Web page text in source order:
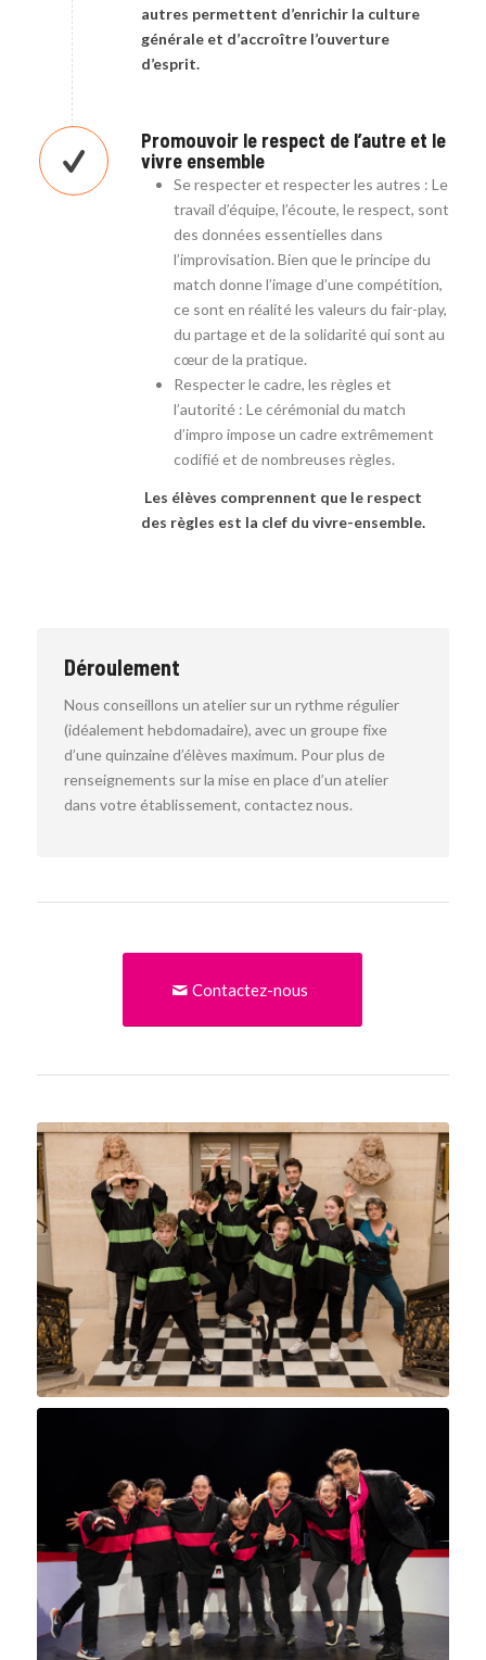
autres permettent d’enrichir la culture
générale et d’accroître l’ouverture
d’esprit.
Promouvoir le respect de l’autre et le
vivre ensemble
Se respecter et respecter les autres : Le
travail d’équipe, l’écoute, le respect, sont
des données essentielles dans
l’improvisation. Bien que le principe du
match donne l’image d’une compétition,
ce sont en réalité les valeurs du fair-play,
du partage et de la solidarité qui sont au
cœur de la pratique.
Respecter le cadre, les règles et
l’autorité : Le cérémonial du match
d’impro impose un cadre extrêmement
codifié et de nombreuses règles.
Les élèves comprennent que le respect
des règles est la clef du vivre-ensemble.
Déroulement
Nous conseillons un atelier sur un rythme régulier
(idéalement hebdomadaire), avec un groupe fixe
d’une quinzaine d’élèves maximum. Pour plus de
renseignements sur la mise en place d’un atelier
dans votre établissement, contactez nous.
Contactez-nous